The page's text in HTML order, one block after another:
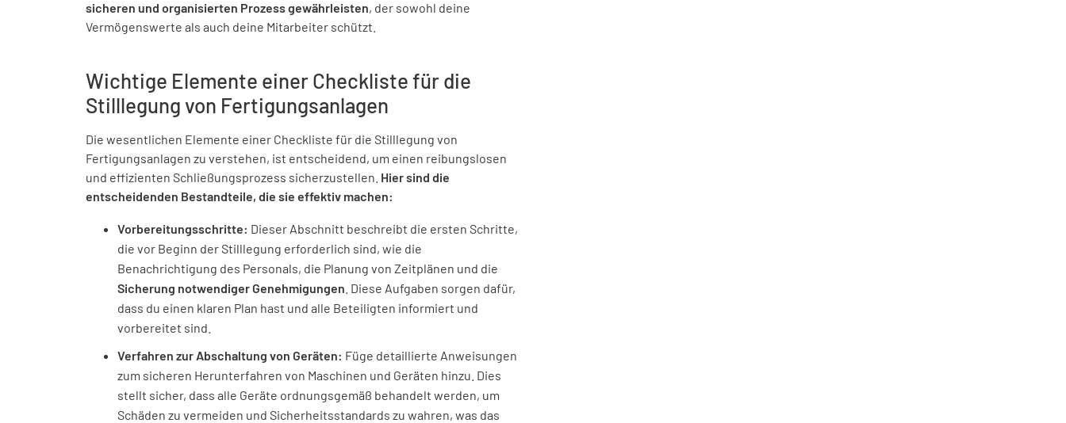
sicheren und organisierten Prozess gewährleisten, der sowohl deine
Vermögenswerte als auch deine Mitarbeiter schützt.
Wichtige Elemente einer Checkliste für die
Stilllegung von Fertigungsanlagen
Die wesentlichen Elemente einer Checkliste für die Stilllegung von
Fertigungsanlagen zu verstehen, ist entscheidend, um einen reibungslosen
und effizienten Schließungsprozess sicherzustellen. Hier sind die
entscheidenden Bestandteile, die sie effektiv machen:
Vorbereitungsschritte: Dieser Abschnitt beschreibt die ersten Schritte,
die vor Beginn der Stilllegung erforderlich sind, wie die
Benachrichtigung des Personals, die Planung von Zeitplänen und die
Sicherung notwendiger Genehmigungen . Diese Aufgaben sorgen dafür,
dass du einen klaren Plan hast und alle Beteiligten informiert und
vorbereitet sind.
Verfahren zur Abschaltung von Geräten: Füge detaillierte Anweisungen
zum sicheren Herunterfahren von Maschinen und Geräten hinzu. Dies
stellt sicher, dass alle Geräte ordnungsgemäß behandelt werden, um
Schäden zu vermeiden und Sicherheitsstandards zu wahren, was das